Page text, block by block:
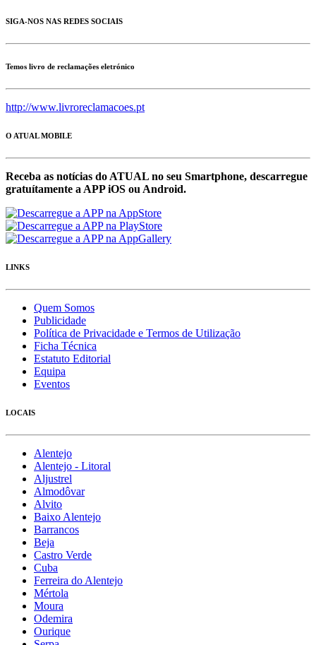
SIGA-NOS NAS REDES SOCIAIS
Temos livro de reclamações eletrónico
http://www.livroreclamacoes.pt
O ATUAL MOBILE
Receba as notícias do ATUAL no seu Smartphone, descarregue
gratuítamente a APP iOS ou Android.
LINKS
Quem Somos
Publicidade
Política de Privacidade e Termos de Utilização
Ficha Técnica
Estatuto Editorial
Equipa
Eventos
LOCAIS
Alentejo
Alentejo - Litoral
Aljustrel
Almodôvar
Alvito
Baixo Alentejo
Barrancos
Beja
Castro Verde
Cuba
Ferreira do Alentejo
Mértola
Moura
Odemira
Ourique